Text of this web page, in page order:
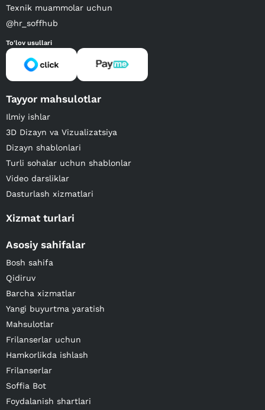
Texnik muammolar uchun
@hr_soffhub
To'lov usullari
Tayyor mahsulotlar
Ilmiy ishlar
3D Dizayn va Vizualizatsiya
Dizayn shablonlari
Turli sohalar uchun shablonlar
Video darsliklar
Dasturlash xizmatlari
Xizmat turlari
Asosiy sahifalar
Bosh sahifa
Qidiruv
Barcha xizmatlar
Yangi buyurtma yaratish
Mahsulotlar
Frilanserlar uchun
Hamkorlikda ishlash
Frilanserlar
Soffia Bot
Foydalanish shartlari